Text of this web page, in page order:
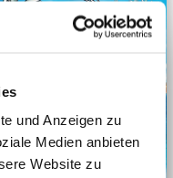
und Anzeigen zu
Medien anbieten
Website zu